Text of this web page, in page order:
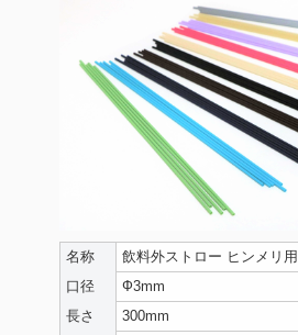
名称
飲料外ストロー ヒンメリ用
口径
Ф3mm
長さ
300mm